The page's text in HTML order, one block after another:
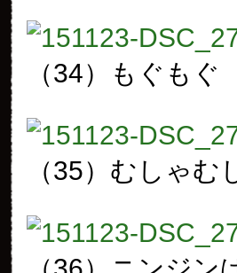
（34）もぐもぐ
（35）むしゃむ